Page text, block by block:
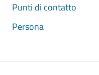
Punti di contatto
Persona